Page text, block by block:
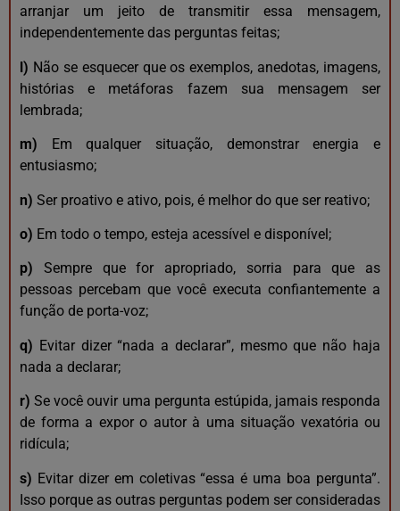
arranjar um jeito de transmitir essa mensagem,
independentemente das perguntas feitas;
l) Não se esquecer que os exemplos, anedotas, imagens,
histórias e metáforas fazem sua mensagem ser
lembrada;
m) Em qualquer situação, demonstrar energia e
entusiasmo;
n) Ser proativo e ativo, pois, é melhor do que ser reativo;
o) Em todo o tempo, esteja acessível e disponível;
p) Sempre que for apropriado, sorria para que as
pessoas percebam que você executa confiantemente a
função de porta-voz;
q) Evitar dizer “nada a declarar”, mesmo que não haja
nada a declarar;
r) Se você ouvir uma pergunta estúpida, jamais responda
de forma a expor o autor à uma situação vexatória ou
ridícula;
s) Evitar dizer em coletivas “essa é uma boa pergunta”.
Isso porque as outras perguntas podem ser consideradas